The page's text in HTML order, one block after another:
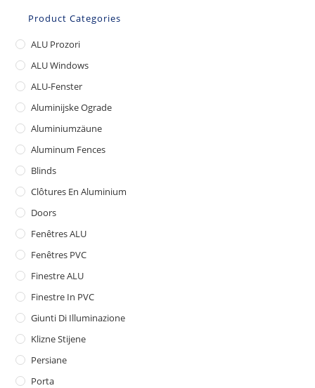
Product Categories
ALU Prozori
ALU Windows
ALU-Fenster
Aluminijske Ograde
Aluminiumzäune
Aluminum Fences
Blinds
Clôtures En Aluminium
Doors
Fenêtres ALU
Fenêtres PVC
Finestre ALU
Finestre In PVC
Giunti Di Illuminazione
Klizne Stijene
Persiane
Porta